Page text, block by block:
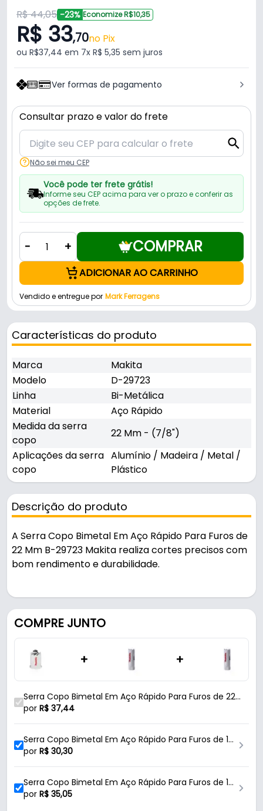
R$ 44,05 -23% Economize R$10,35
R$ 33,70no Pix
ou R$37,44 em 7x R$ 5,35 sem juros
Ver formas de pagamento
Consultar prazo e valor do frete
Não sei meu CEP
Você pode ter frete grátis!
Informe seu CEP acima para ver o prazo e conferir as
opções de frete.
- + COMPRAR
ADICIONAR AO CARRINHO
Vendido e entregue por Mark Ferragens
Características do produto
Marca
Makita
Modelo
D-29723
Linha
Bi-Metálica
Material
Aço Rápido
Medida da serra
copo
22 Mm - (7/8")
Aplicações da serra
copo
Alumínio / Madeira / Metal /
Plástico
Descrição do produto
A Serra Copo Bimetal Em Aço Rápido Para Furos de
22 Mm B-29723 Makita realiza cortes precisos com
bom rendimento e durabilidade.
Fabricada em Aço Rápido, é resistente e durável no
uso diário.
Características:
- Marca: Makita
- Modelo: D-29723
- Linha: Bi-Metálica
- Medida da serra copo: 22 Mm - (7/8")
- Aplicações da serra copo: Alumínio / Madeira /
Conteúdo da Embalagem:
COMPRE JUNTO
+ +
Serra Copo Bimetal Em Aço Rápido Para Furos de 22
Mm B-29723 Makita
por R$ 37,44
Serra Copo Bimetal Em Aço Rápido Para Furos de 16
Mm D44666 Makita
por R$ 30,30
Serra Copo Bimetal Em Aço Rápido Para Furos de 19
Mm D44672 Makita
por R$ 35,05